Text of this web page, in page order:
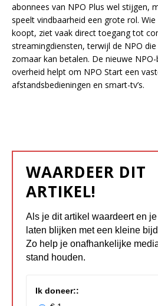
abonnees van NPO Plus wel stijgen,
speelt vindbaarheid een grote rol.
koopt, ziet vaak direct toegang tot
streamingdiensten, terwijl de NPO
zomaar kan betalen. De nieuwe
overheid helpt om NPO Start een
afstandsbedieningen en smart-tv’s.
WAARDEER DIT
ARTIKEL!
Als je dit artikel waardeert en
laten blijken met een kleine
Zo help je onafhankelijke
stand houden.
Ik doneer::